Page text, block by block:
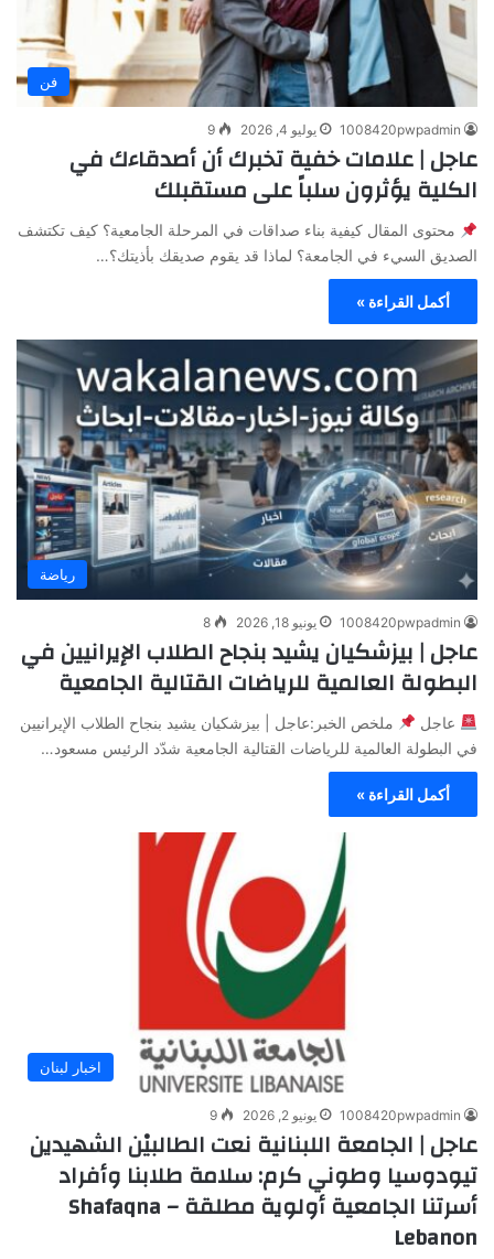
فن
1008420pwpadmin يوليو 4, 2026 9
عاجل | علامات خفية تخبرك أن أصدقاءك في
الكلية يؤثرون سلباً على مستقبلك
محتوى المقال كيفية بناء صداقات في المرحلة الجامعية؟ كيف تكتشف
الصديق السيء في الجامعة؟ لماذا قد يقوم صديقك بأذيتك؟…
أكمل القراءة »
رياضة
1008420pwpadmin يونيو 18, 2026 8
عاجل | بيزشكيان يشيد بنجاح الطلاب الإيرانيين في
البطولة العالمية للرياضات القتالية الجامعية
عاجل
ملخص الخبر:عاجل | بيزشكيان يشيد بنجاح الطلاب الإيرانيين
في البطولة العالمية للرياضات القتالية الجامعية شدّد الرئيس مسعود…
أكمل القراءة »
اخبار لبنان
1008420pwpadmin يونيو 2, 2026 9
عاجل | الجامعة اللبنانية نعت الطالبيْن الشهيدين
تيودوسيا وطوني كرم: سلامة طلابنا وأفراد
أسرتنا الجامعية أولوية مطلقة – Shafaqna
Lebanon